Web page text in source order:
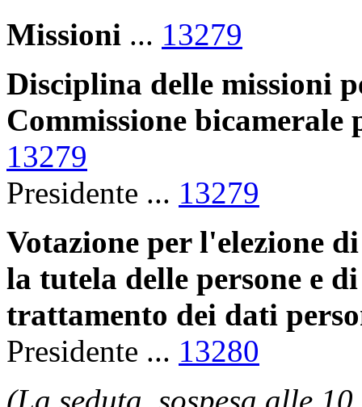
Missioni ... 13279
Disciplina delle missioni
Commissione
13279
Presidente ... 13279
Votazione per l'elezione
la tutela delle persone e
trattamento dei dati
Presidente ... 13280
(La seduta, sospesa alle